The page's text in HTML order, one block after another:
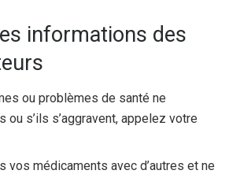
informations des
ou problèmes de santé ne
ou s’ils s’aggravent, appelez votre
vos médicaments avec d’autres et ne